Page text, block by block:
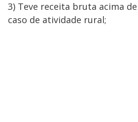
3) Teve receita bruta acima de
caso de atividade rural;